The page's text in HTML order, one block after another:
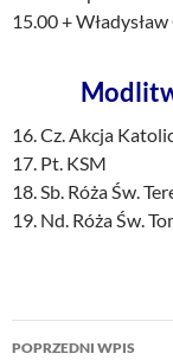
15.00 +
16. Cz. Akcja
17. Pt. KSM
18. Sb. Róża Św.
19. Nd. Róża Św.
Nawigacja
POPRZEDNI WPIS